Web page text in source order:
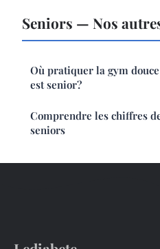
Seniors — Nos
Où pratiquer la gym
est senior?
Comprendre les chiffres
seniors